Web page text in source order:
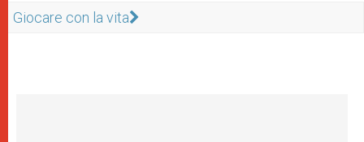
Giocare con la vita